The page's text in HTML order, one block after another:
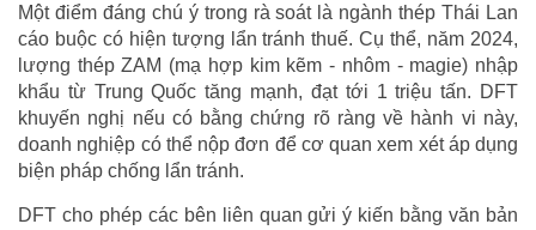
Một điểm đáng chú ý trong rà soát là ngành thép Thái Lan
cáo buộc có hiện tượng lẩn tránh thuế. Cụ thể, năm 2024,
lượng thép ZAM (mạ hợp kim kẽm - nhôm - magie) nhập
khẩu từ Trung Quốc tăng mạnh, đạt tới 1 triệu tấn. DFT
khuyến nghị nếu có bằng chứng rõ ràng về hành vi này,
doanh nghiệp có thể nộp đơn để cơ quan xem xét áp dụng
biện pháp chống lẩn tránh.
DFT cho phép các bên liên quan gửi ý kiến bằng văn bản